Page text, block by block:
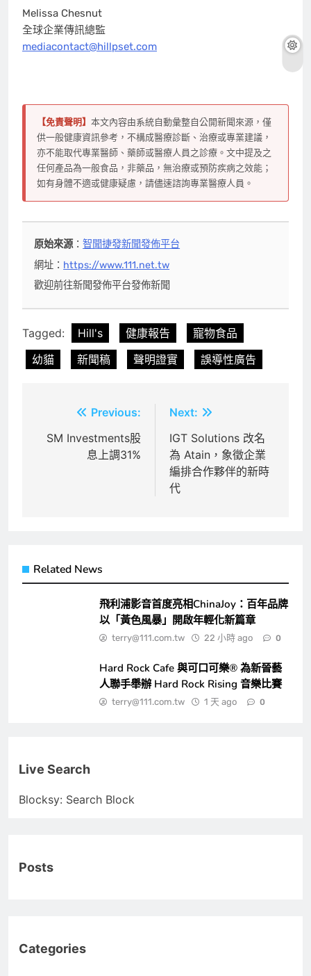
Melissa Chesnut
全球企業傳訊總監
mediacontact@hillpset.com
【免責聲明】 本文內容由系統自動彙整自公開新聞來源，僅
供一般健康資訊參考，不構成醫療診斷、治療或專業建議，
亦不能取代專業醫師、藥師或醫療人員之診療。文中提及之
任何產品為一般食品，非藥品，無治療或預防疾病之效能；
如有身體不適或健康疑慮，請儘速諮詢專業醫療人員。
原始來源：智聞捷發新聞發佈平台
網址： https://www.111.net.tw
歡迎前往新聞發佈平台發佈新聞
Tagged: Hill's 健康報告
寵物食品
幼貓
新聞稿 聲明證實 誤導性廣告
章
Previous:
SM Investments股
息上調31%
Next:
IGT Solutions 改名
為 Atain，象徵企業
編排合作夥伴的新時
代
Related News
飛利浦影音首度亮相ChinaJoy：百年品牌
以「黃色風暴」開啟年輕化新篇章
terry@111.com.tw 22 小時 ago 0
Hard Rock Cafe 與可口可樂® 為新晉藝
人聯手舉辦 Hard Rock Rising 音樂比賽
terry@111.com.tw 1 天 ago 0
Live Search
Blocksy: Search Block
Posts
Categories